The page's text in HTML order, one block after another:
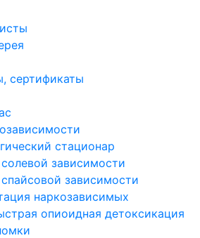
сертификаты
стационар
зависимости
зависимости
наркозависимых
опиоидная детоксикация